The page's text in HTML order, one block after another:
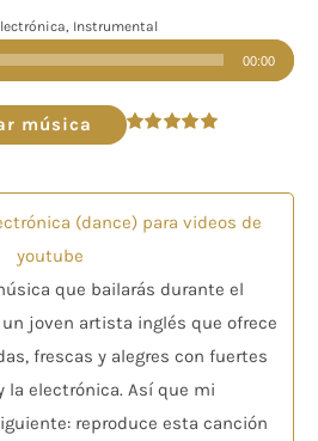
Instrumental
Reproductor
de
audio
00:00
música
(dance) para videos de
youtube
que bailarás durante el
un joven artista inglés que ofrece
frescas y alegres con fuertes
la electrónica. Así que mi
reproduce esta canción